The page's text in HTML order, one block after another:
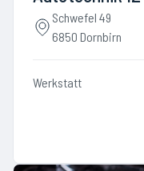
Schwefel 49
6850 Dornbirn
Werkstatt